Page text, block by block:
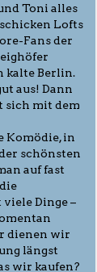
Toni alles
Lofts
Fans der
kalte Berlin.
aus! Dann
sich mit dem
in
schönsten
auf fast
Dinge –
dienen wir
längst
wir kaufen?